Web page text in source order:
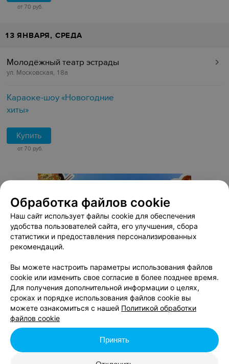
от 70 руб.
13 ЯНВАРЯ, СРЕДА
Молодёжный театр эстрады
ул. Московская, 18а
Караоке-шоу «Новогодние
хиты»
Купить
от 70 руб.
Обработка файлов cookie
Наш сайт использует файлы cookie для обеспечения
удобства пользователей сайта, его улучшения, сбора
статистики и предоставления персонализированных
рекомендаций.
Вы можете настроить параметры использования файлов
cookie или изменить свое согласие в более позднее время.
Для получения дополнительной информации о целях,
сроках и порядке использования файлов cookie вы
можете ознакомиться с нашей Политикой обработки
файлов cookie
Принять